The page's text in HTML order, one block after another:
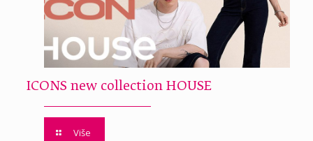
ICONS new collection HOUSE
Više